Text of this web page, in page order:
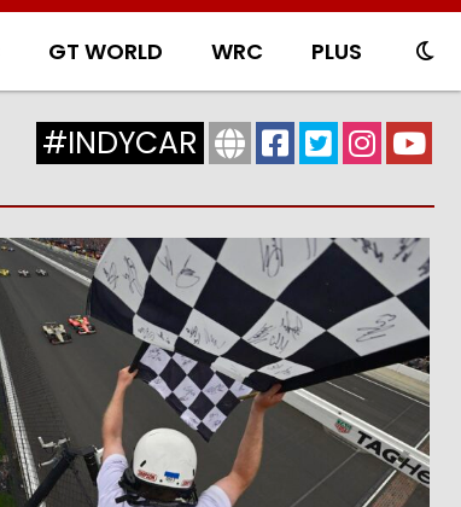
GT WORLD WRC PLUS
#INDYCAR